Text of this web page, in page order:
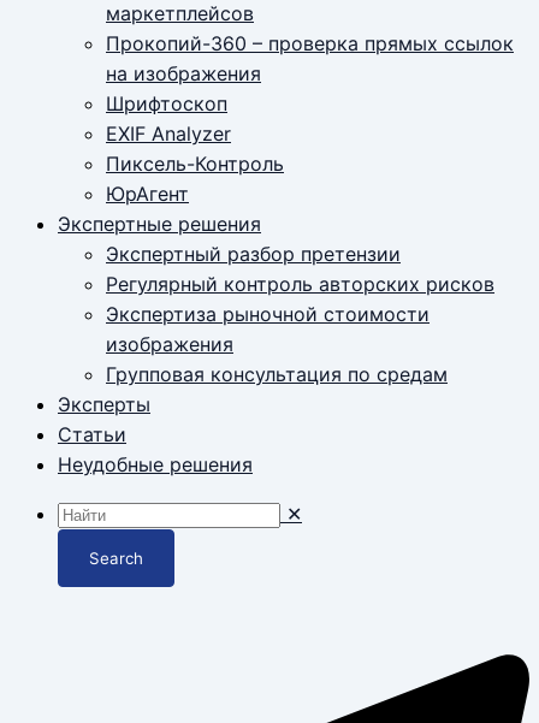
маркетплейсов
Прокопий-360 – проверка прямых ссылок
на изображения
Шрифтоскоп
EXIF Analyzer
Пиксель-Контроль
ЮрАгент
Экспертные решения
Экспертный разбор претензии
Регулярный контроль авторских рисков
Экспертиза рыночной стоимости
изображения
Групповая консультация по средам
Эксперты
Статьи
Неудобные решения
✕